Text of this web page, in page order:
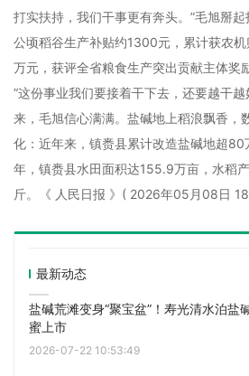
打实扶持，我们干事更有奔头。”毛旭掰
公顷稻谷生产补贴约1300元，累计获农
万元，获评全省粮食生产突出贡献主体
“这份事业我们要接着干下去，还要越干越
来，毛旭信心满满。盐碱地上稻浪飘香，
化：近年来，镇赉县累计改造盐碱地超
年，镇赉县水田面积达155.9万亩，水稻
斤。《 人民日报 》( 2026年05月08日
最新动态
盐碱荒滩变身“聚宝盆”！寿光清水泊盐
蜜上市
2026-07-22 10:53:49